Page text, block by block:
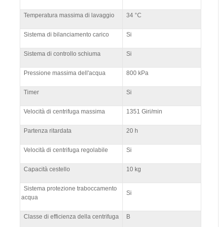
Temperatura massima di lavaggio 34 °C
Sistema di bilanciamento carico Si
Sistema di controllo schiuma Si
Pressione massima dell'acqua 800 kPa
Timer Si
Velocità di centrifuga massima 1351 Giri/min
Partenza ritardata 20 h
Velocità di centrifuga regolabile Si
Capacità cestello 10 kg
Sistema protezione traboccamento
acqua
Si
Classe di efficienza della centrifuga B